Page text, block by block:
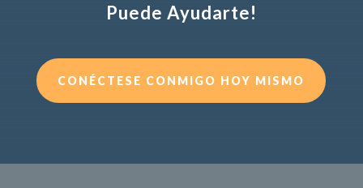
Puede Ayudarte!
CONÉCTESE CONMIGO HOY MISMO